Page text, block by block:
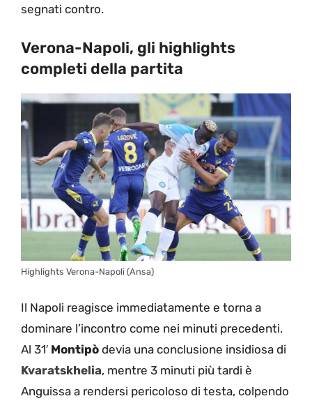
segnati contro.
Verona-Napoli, gli highlights
completi della partita
Highlights Verona-Napoli (Ansa)
Il Napoli reagisce immediatamente e torna a
dominare l’incontro come nei minuti precedenti.
Al 31′ Montipò devia una conclusione insidiosa di
Kvaratskhelia, mentre 3 minuti più tardi è
Anguissa a rendersi pericoloso di testa, colpendo